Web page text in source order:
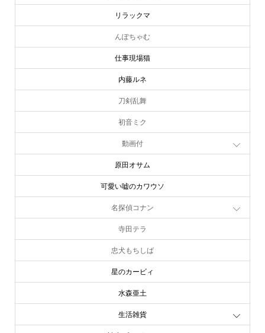
リラックマ
んぽちゃむ
仕事現場猫
内藤ルネ
刀剣乱舞
初音ミク
動画付
原田オサム
可愛い嘘のカワウソ
名探偵コナン
寺田テラ
忠犬もちしば
星のカービィ
水森亜土
生活雑貨